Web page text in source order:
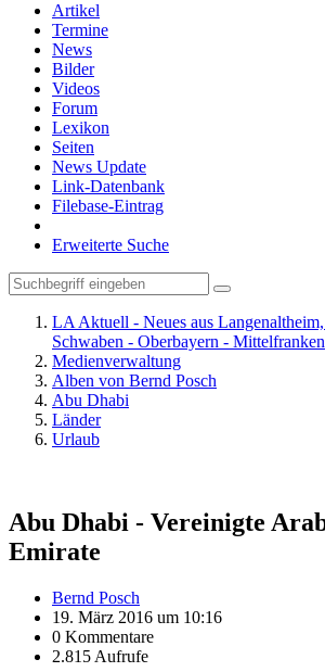
Artikel
Termine
News
Bilder
Videos
Forum
Lexikon
Seiten
News Update
Link-Datenbank
Filebase-Eintrag
Erweiterte Suche
LA Aktuell - Neues aus
Schwaben - Oberbayern - Mittelfranken
Medienverwaltung
Alben von Bernd Posch
Abu Dhabi
Länder
Urlaub
Abu Dhabi - Vereinigte
Emirate
Bernd Posch
19. März 2016 um 10:16
0 Kommentare
2.815 Aufrufe